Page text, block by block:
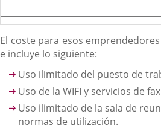
El coste para esos
e incluye lo siguiente:
Uso ilimitado del puesto de
Uso de la WIFI y servicios de
Uso ilimitado de la sala de
normas de utilización.